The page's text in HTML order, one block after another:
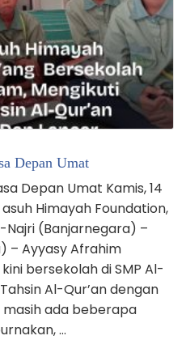
Depan Umat
Depan Umat Kamis, 14
Himayah Foundation,
Najri (Banjarnegara) –
– Ayyasy Afrahim
bersekolah di SMP Al-
Al-Qur’an dengan
masih ada beberapa
…